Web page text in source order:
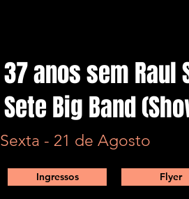
37 anos sem Raul
Sete Big Band
Sexta - 21 de Agosto
Ingressos Flyer